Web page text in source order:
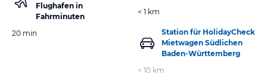
Flughafen in
Fahrminuten
20 min
< 1 km
Station für HolidayCheck
Mietwagen Südlichen
Baden-Württemberg
< 10 km